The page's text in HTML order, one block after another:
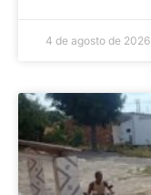
4 de agosto de 2026